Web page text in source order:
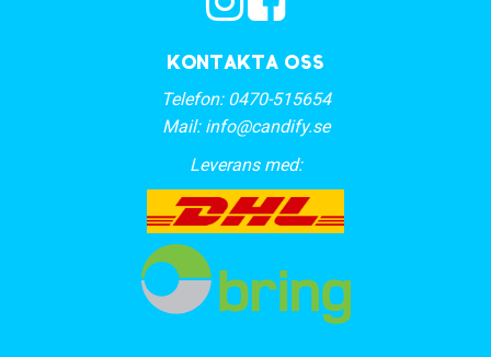
Kontakta oss
Telefon: 0470-515654
Mail: info@candify.se
Leverans med: